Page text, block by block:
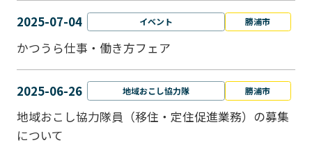
2025-07-04 イベント 勝浦市
かつうら仕事・働き方フェア
2025-06-26 地域おこし協力隊 勝浦市
地域おこし協力隊員（移住・定住促進業務）の募集
について